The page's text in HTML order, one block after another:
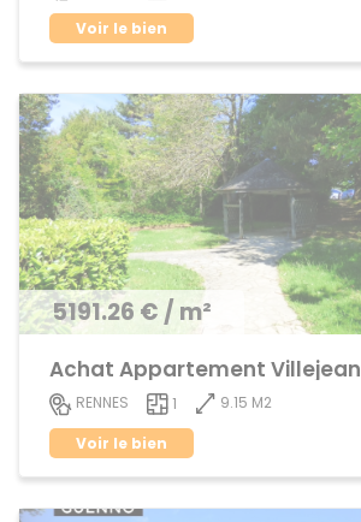
Voir le bien
5191.26 € / m²
Achat Appartement Villejean
RENNES 1
9.15 M2
Voir le bien